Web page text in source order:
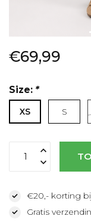
€69,99
Size: *
XS S
€20,- korting
Gratis